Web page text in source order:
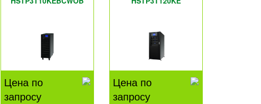
Цена по
запросу
Цена по
запросу